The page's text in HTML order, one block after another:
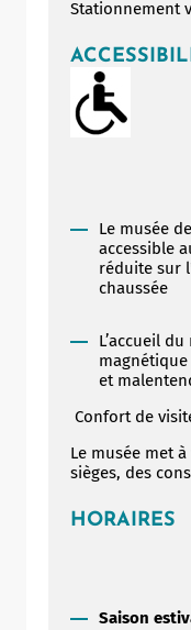
Stationnement
Le musée
accessible
réduite sur
chaussée
L’accueil
et
Confort de
Le musée met
sièges, des
HORAIRES
Saison